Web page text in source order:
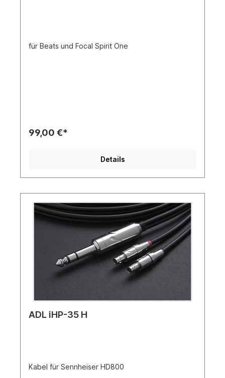
für Beats und Focal Spirit One
99,00 €*
Details
ADL iHP-35 H
Kabel für Sennheiser HD800